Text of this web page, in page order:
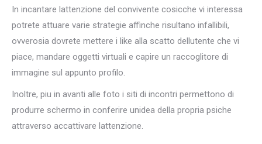
In incantare lattenzione del convivente cosicche vi interessa
potrete attuare varie strategie affinche risultano infallibili,
ovverosia dovrete mettere i like alla scatto dellutente che vi
piace, mandare oggetti virtuali e capire un raccoglitore di
immagine sul appunto profilo.
Inoltre, piu in avanti alle foto i siti di incontri permettono di
produrre schermo in conferire unidea della propria psiche
attraverso accattivare lattenzione.